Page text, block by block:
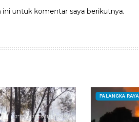
ini untuk komentar saya berikutnya.
PALANGKA RAYA